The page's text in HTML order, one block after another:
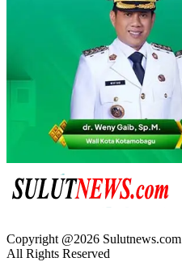
Copyright @2026 Sulutnews.com
All Rights Reserved